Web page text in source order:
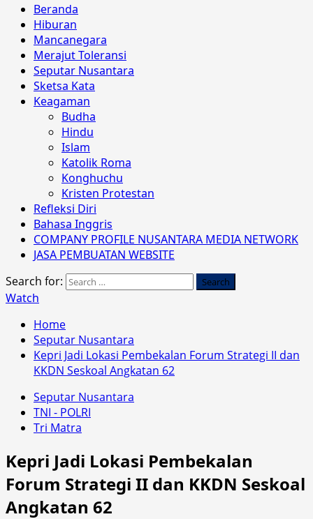
Beranda
Hiburan
Mancanegara
Merajut Toleransi
Seputar Nusantara
Sketsa Kata
Keagaman
Budha
Hindu
Islam
Katolik Roma
Konghuchu
Kristen Protestan
Refleksi Diri
Bahasa Inggris
COMPANY PROFILE NUSANTARA MEDIA NETWORK
JASA PEMBUATAN WEBSITE
Search for:
Watch
Home
Seputar Nusantara
Kepri Jadi Lokasi Pembekalan Forum Strategi II dan
KKDN Seskoal Angkatan 62
Seputar Nusantara
TNI - POLRI
Tri Matra
Kepri Jadi Lokasi Pembekalan
Forum Strategi II dan KKDN Seskoal
Angkatan 62